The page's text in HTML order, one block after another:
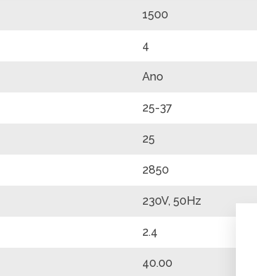
1500
4
Ano
25-37
25
2850
230V, 50Hz
2.4
40.00